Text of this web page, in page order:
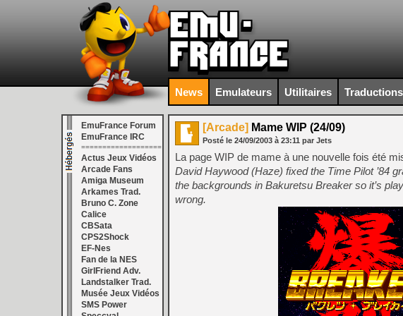
News Emulateurs Utilitaires Traductions
EmuFrance Forum
EmuFrance IRC
===================
Actus Jeux Vidéos
Arcade Fans
Amiga Museum
Arkames Trad.
Bruno C. Zone
Calice
CBSata
CPS2Shock
EF-Nes
Fan de la NES
GirlFriend Adv.
Landstalker Trad.
Musée Jeux Vidéos
SMS Power
[Arcade] Mame WIP (24/09)
Posté le 24/09/2003 à 23:11 par Jets
La page WIP de mame à une nouvelle fois été
David Haywood (Haze) fixed the Time Pilot ’84
the backgrounds in Bakuretsu Breaker so it’s
wrong.